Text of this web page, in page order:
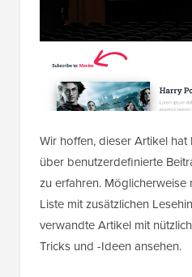
Beitragsart in WordPress
Wir hoffen, dieser Artikel hat
über benutzerdefinierte
zu erfahren. Möglicherweise